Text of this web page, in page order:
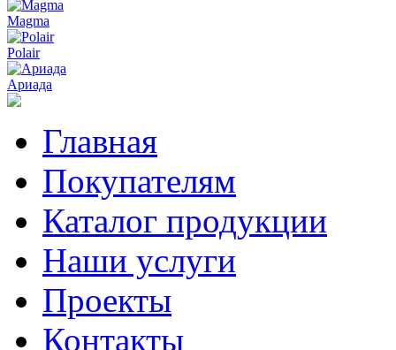
Magma
Polair
Ариада
Главная
Покупателям
Каталог продукции
Наши услуги
Проекты
Контакты